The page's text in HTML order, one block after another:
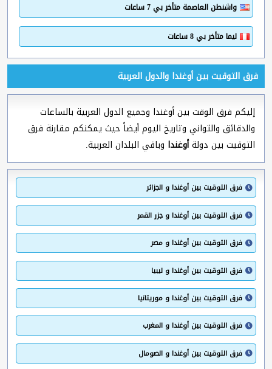
واشنطن العاصمة متأخر بي 7 ساعات
ليما متأخر بي 8 ساعات
فرق التوقيت بين أوغندا والدول العربية
إليكم فرق الوقت بين أوغندا وجميع الدول العربية بالساعات
والدقائق والثواني وتاريخ اليوم أيضاً حيث يمكنكم مقارنة فرق
التوقيت بين دولةأوغندا وباقي البلدان العربية.
فرق التوقيت بين أوغندا و الجزائر
فرق التوقيت بين أوغندا و جزر القمر
فرق التوقيت بين أوغندا و مصر
فرق التوقيت بين أوغندا و ليبيا
فرق التوقيت بين أوغندا و موريتانيا
فرق التوقيت بين أوغندا و المغرب
فرق التوقيت بين أوغندا و الصومال